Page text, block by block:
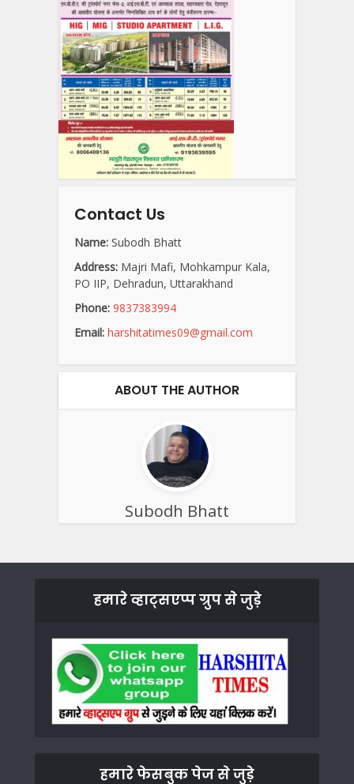
Contact Us
Name: Subodh Bhatt
Address: Majri Mafi, Mohkampur Kala,
PO IIP, Dehradun, Uttarakhand
Phone: 9837383994
Email: harshitatimes09@gmail.com
ABOUT THE AUTHOR
Subodh Bhatt
हमारे व्हाट्सएप्प ग्रुप से जुड़े
हमारे फेसबुक पेज से जुड़े